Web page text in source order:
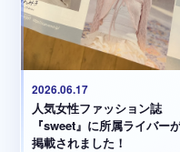
2026.06.17
人気女性ファッション誌
『sweet』に所属ライバー
掲載されました！